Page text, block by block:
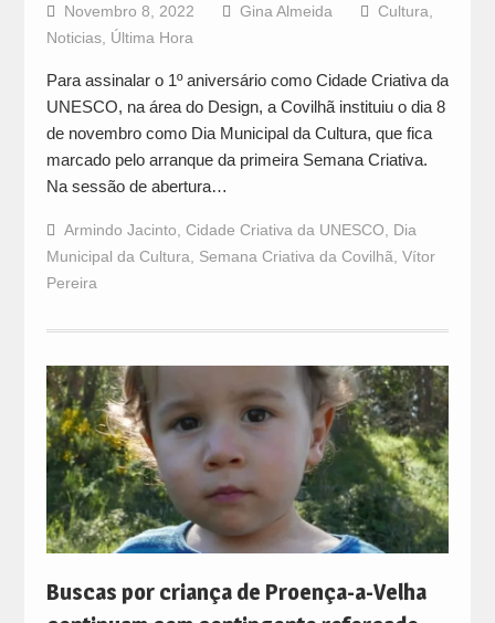
Novembro 8, 2022 Gina Almeida Cultura
Noticias, Última Hora
Para assinalar o 1º aniversário como Cidade Criativa da
UNESCO, na área do Design, a Covilhã instituiu o dia 8
de novembro como Dia Municipal da Cultura, que fica
marcado pelo arranque da primeira Semana Criativa.
Na sessão de abertura…
Armindo Jacinto Cidade Criativa da UNESCO
Dia
Municipal da Cultura
Semana Criativa da Covilhã Vítor
Pereira
Buscas por criança de Proença-a-Velha